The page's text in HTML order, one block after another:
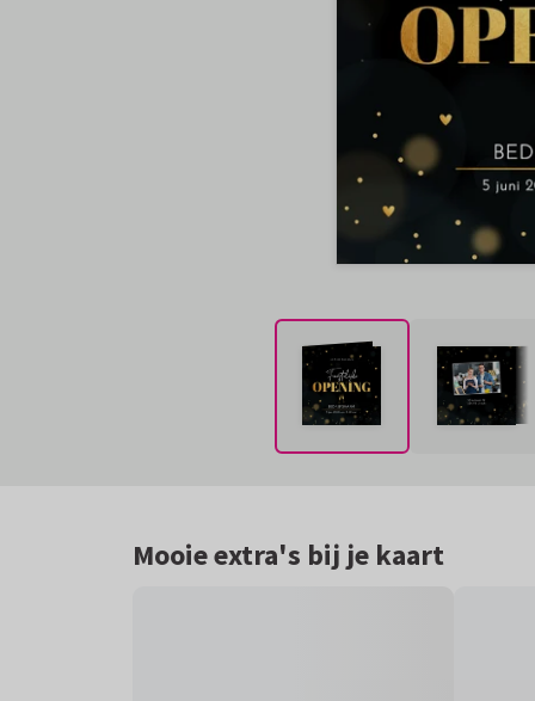
Mooie extra's bij je kaart